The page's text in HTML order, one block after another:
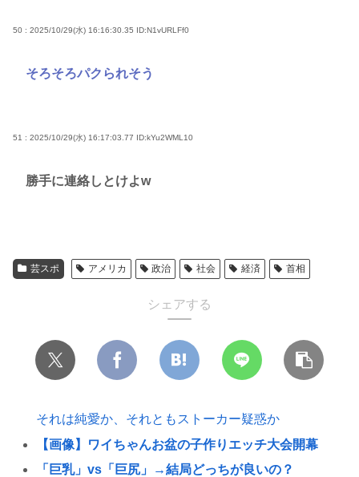
50 : 2025/10/29(水) 16:16:30.35 ID:N1vURLFf0
そろそろパクられそう
51 : 2025/10/29(水) 16:17:03.77 ID:kYu2WML10
勝手に連絡しとけよw
芸スポ アメリカ 政治 社会 経済 首相
シェアする
それは純愛か、それともストーカー疑惑か
【画像】ワイちゃんお盆の子作りエッチ大会開幕
「巨乳」vs「巨尻」→結局どっちが良いの？